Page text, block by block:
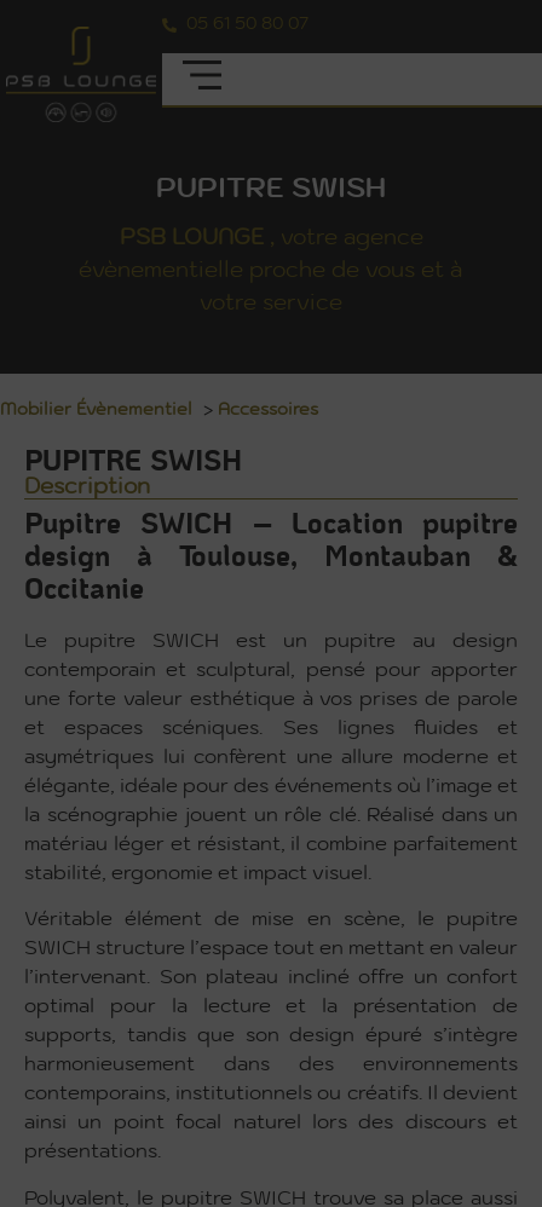
05 61 50 80 07
PUPITRE SWISH
PSB LOUNGE, votre agence
évènementielle proche de vous et à
votre service
Mobilier Évènementiel > Accessoires
PUPITRE SWISH
Description
Pupitre SWICH – Location pupitre
design à Toulouse, Montauban &
Occitanie
Le pupitre SWICH est un pupitre au design
contemporain et sculptural, pensé pour apporter
une forte valeur esthétique à vos prises de parole
et espaces scéniques. Ses lignes fluides et
asymétriques lui confèrent une allure moderne et
élégante, idéale pour des événements où l’image et
la scénographie jouent un rôle clé. Réalisé dans un
matériau léger et résistant, il combine parfaitement
stabilité, ergonomie et impact visuel.
Véritable élément de mise en scène, le pupitre
SWICH structure l’espace tout en mettant en valeur
l’intervenant. Son plateau incliné offre un confort
optimal pour la lecture et la présentation de
supports, tandis que son design épuré s’intègre
harmonieusement dans des environnements
contemporains, institutionnels ou créatifs. Il devient
ainsi un point focal naturel lors des discours et
présentations.
Polyvalent, le pupitre SWICH trouve sa place aussi